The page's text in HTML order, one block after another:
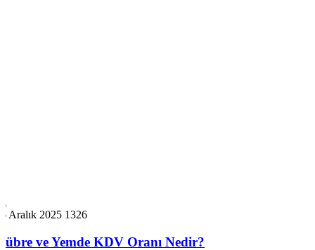
Aralık 2025 1326
ve Yemde KDV Oranı Nedir?